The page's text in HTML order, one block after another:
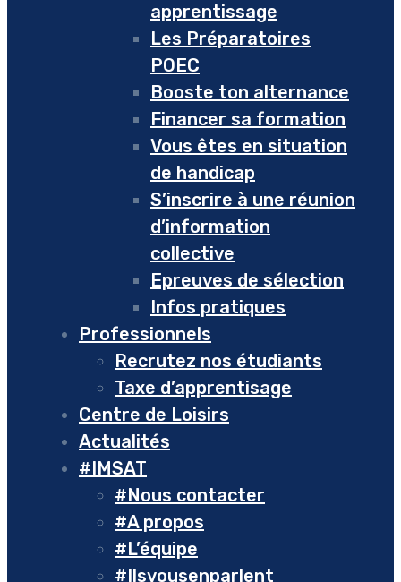
apprentissage
Les Préparatoires
POEC
Booste ton alternance
Financer sa formation
Vous êtes en situation
de handicap
S’inscrire à une réunion
d’information
collective
Epreuves de sélection
Infos pratiques
Professionnels
Recrutez nos étudiants
Taxe d’apprentisage
Centre de Loisirs
Actualités
#IMSAT
#Nous contacter
#A propos
#L’équipe
#Ilsvousenparlent